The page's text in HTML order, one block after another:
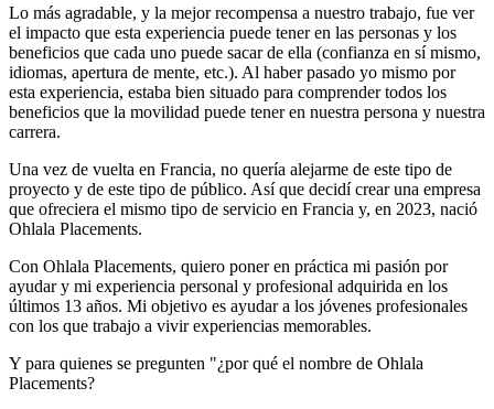
Lo más agradable, y la mejor recompensa a nuestro trabajo, fue ver
el impacto que esta experiencia puede tener en las personas y los
beneficios que cada uno puede sacar de ella (confianza en sí mismo,
idiomas, apertura de mente, etc.). Al haber pasado yo mismo por
esta experiencia, estaba bien situado para comprender todos los
beneficios que la movilidad puede tener en nuestra persona y nuestra
carrera.
Una vez de vuelta en Francia, no quería alejarme de este tipo de
proyecto y de este tipo de público. Así que decidí crear una empresa
que ofreciera el mismo tipo de servicio en Francia y, en 2023, nació
Ohlala Placements.
Con Ohlala Placements, quiero poner en práctica mi pasión por
ayudar y mi experiencia personal y profesional adquirida en los
últimos 13 años. Mi objetivo es ayudar a los jóvenes profesionales
con los que trabajo a vivir experiencias memorables.
Y para quienes se pregunten "¿por qué el nombre de Ohlala
Placements?